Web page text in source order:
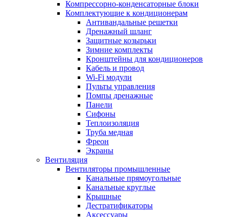
Компрессорно-конденсаторные блоки
Комплектующие к кондиционерам
Антивандальные решетки
Дренажный шланг
Защитные козырьки
Зимние комплекты
Кронштейны для кондиционеров
Кабель и провод
Wi-Fi модули
Пульты управления
Помпы дренажные
Панели
Сифоны
Теплоизоляция
Труба медная
Фреон
Экраны
Вентиляция
Вентиляторы промышленные
Канальные прямоугольные
Канальные круглые
Крышные
Дестратификаторы
Аксессуары